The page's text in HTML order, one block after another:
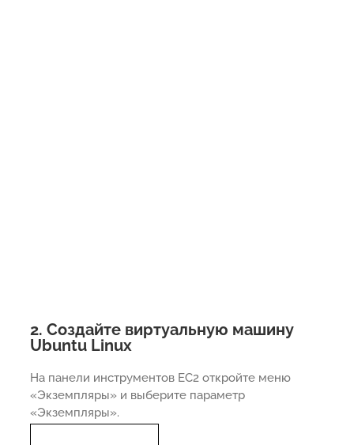
2. Создайте виртуальную машину
Ubuntu Linux
На панели инструментов EC2 откройте меню
«Экземпляры» и выберите параметр
«Экземпляры».